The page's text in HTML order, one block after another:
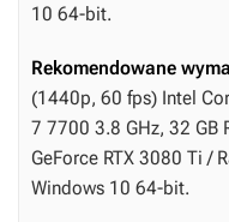
10 64-bit.
Rekomendowane
(1440p, 60 fps) Intel
7 7700 3.8 GHz, 32 GB
GeForce RTX 3080 Ti /
Windows 10 64-bit.